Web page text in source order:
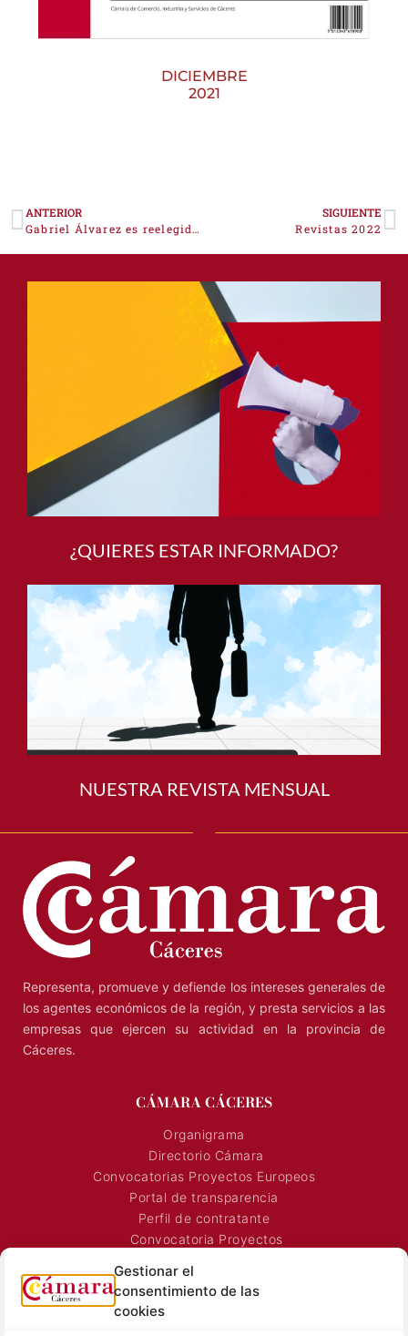
Gestionar el
consentimiento de las
cookies
DICIEMBRE
2021
ANTERIOR
Gabriel Álvarez es reelegido presidente de la Cámara de Comercio de Cáceres
SIGUIENTE
Revistas 2022
¿QUIERES ESTAR INFORMADO?
NUESTRA REVISTA MENSUAL
Representa, promueve y defiende los intereses generales de
los agentes económicos de la región, y presta servicios a las
empresas que ejercen su actividad en la provincia de
Cáceres.
CÁMARA CÁCERES
Organigrama
Directorio Cámara
Convocatorias Proyectos Europeos
Portal de transparencia
Perfil de contratante
Convocatoria Proyectos
Señalización Comercial
Contacto